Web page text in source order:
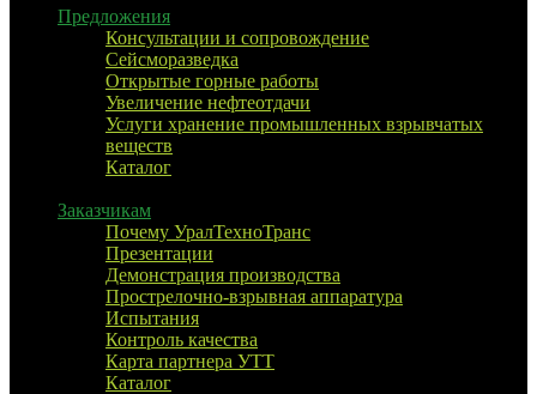
Предложения
Консультации и сопровождение
Сейсморазведка
Открытые горные работы
Увеличение нефтеотдачи
Услуги хранение промышленных взрывчатых
веществ
Каталог
Заказчикам
Почему УралТехноТранс
Презентации
Демонстрация производства
Прострелочно-взрывная аппаратура
Испытания
Контроль качества
Карта партнера УТТ
Каталог